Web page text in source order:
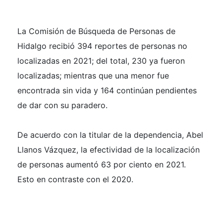
La Comisión de Búsqueda de Personas de
Hidalgo recibió 394 reportes de personas no
localizadas en 2021; del total, 230 ya fueron
localizadas; mientras que una menor fue
encontrada sin vida y 164 continúan pendientes
de dar con su paradero.
De acuerdo con la titular de la dependencia, Abel
Llanos Vázquez, la efectividad de la localización
de personas aumentó 63 por ciento en 2021.
Esto en contraste con el 2020.